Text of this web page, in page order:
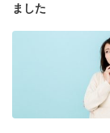
ました